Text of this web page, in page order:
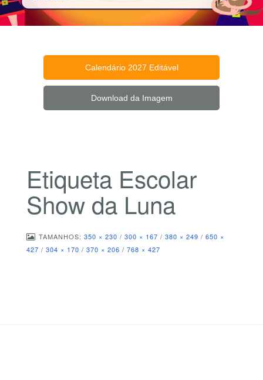
Calendário 2027 Editável
Download da Imagem
Etiqueta Escolar
Show da Luna
TAMANHOS: 350 × 230 / 300 × 167 / 380 × 249 / 650 ×
427 / 304 × 170 / 370 × 206 / 768 × 427